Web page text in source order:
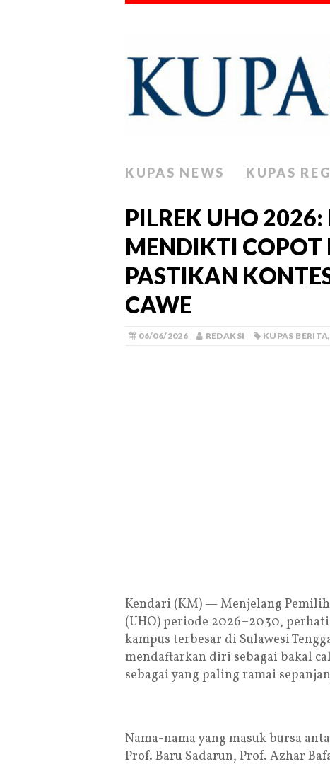
KUPAS NEWS KUPAS
PILREK UHO
MENDIKTI COPOT
PASTIKAN
CAWE
06/06/2026 REDAKSI KUPAS BERITA,
Kendari (KM) — Menjelang
(UHO) periode 2026–2030,
kampus terbesar di Sulawesi
mendaftarkan diri sebagai bakal
sebagai yang paling ramai
Nama-nama yang masuk bursa
Prof. Baru Sadarun, Prof. Azhar